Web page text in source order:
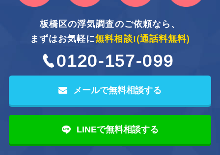
板橋区の浮気調査のご依頼なら、
まずはお気軽に無料相談!(通話料無料)
0120-157-099
メールで無料相談する
LINEで無料相談する